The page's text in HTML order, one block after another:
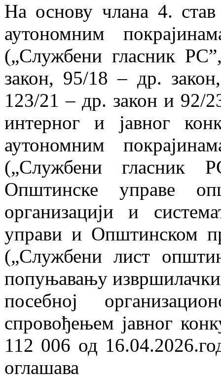
На основу члана 4.
аутономним
(„Службени гласник
закон, 95/18 – др.
123/21 – др. закон и 92/
интерног и јавног
аутономним
(„Службени гласник
Општинске управе
организацији и
управи и Општинском
(„Службени лист
попуњавању
посебној
спровођењем јавног
112 006 од
оглашава